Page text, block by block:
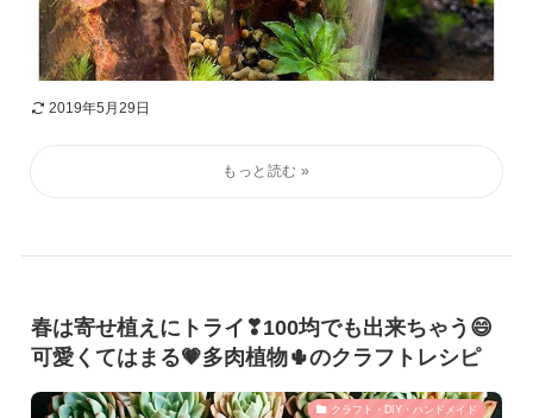
2019年5月29日
春は寄せ植えにトライ❣100均でも出来ちゃう😄
可愛くてはまる💗多肉植物🌵のクラフトレシピ
クラフト・DIY・ハンドメイド